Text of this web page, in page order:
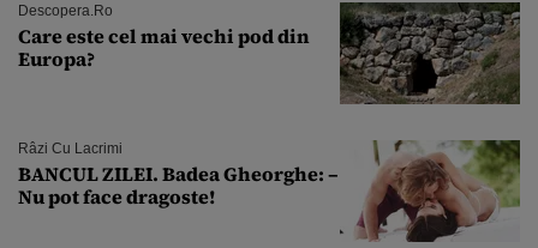
Descopera.ro
Care este cel mai vechi pod din
Europa?
Râzi Cu Lacrimi
BANCUL ZILEI. Badea Gheorghe: –
Nu pot face dragoste!